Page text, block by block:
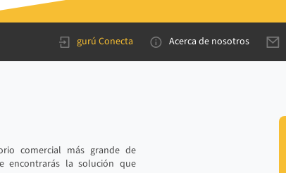
gurú Conecta Acerca de nosotros
comercial más grande de
encontrarás la solución que